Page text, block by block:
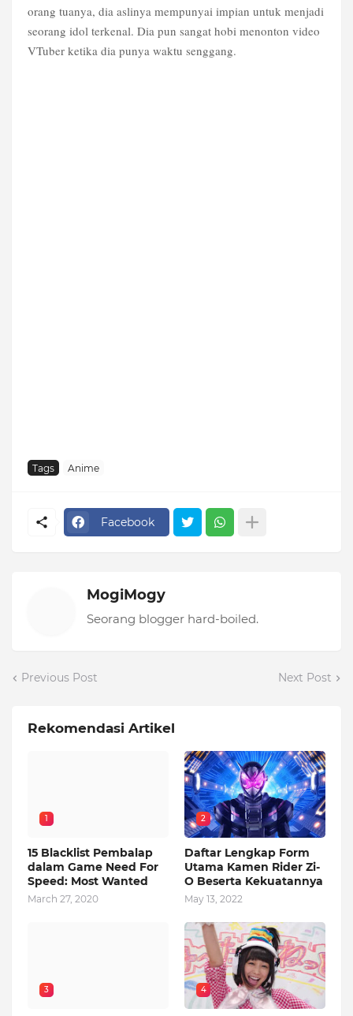
orang tuanya, dia aslinya mempunyai impian untuk menjadi
seorang idol terkenal. Dia pun sangat hobi menonton video
VTuber ketika dia punya waktu senggang.
Tags Anime
Facebook
MogiMogy
Seorang blogger hard-boiled.
Previous Post Next Post
Rekomendasi Artikel
1
15 Blacklist Pembalap
dalam Game Need For
Speed: Most Wanted
March 27, 2020
2
Daftar Lengkap Form
Utama Kamen Rider Zi-
O Beserta Kekuatannya
May 13, 2022
3 4